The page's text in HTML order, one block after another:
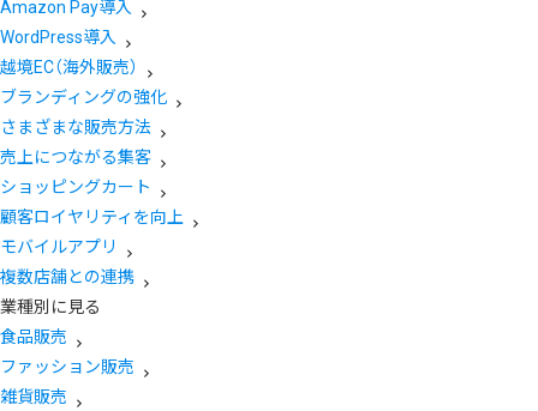
Amazon Pay導入
WordPress導入
越境EC（海外販売）
ブランディングの強化
さまざまな販売方法
売上につながる集客
ショッピングカート
顧客ロイヤリティを向上
モバイルアプリ
複数店舗との連携
業種別に見る
食品販売
ファッション販売
雑貨販売